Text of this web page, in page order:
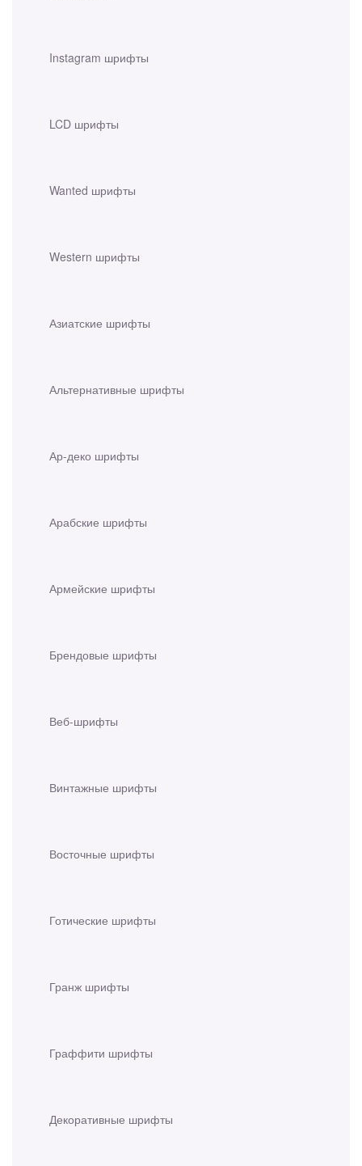
Instagram шрифты
LCD шрифты
Wanted шрифты
Western шрифты
Азиатские шрифты
Альтернативные шрифты
Ар-деко шрифты
Арабские шрифты
Армейские шрифты
Брендовые шрифты
Веб-шрифты
Винтажные шрифты
Восточные шрифты
Готические шрифты
Гранж шрифты
Граффити шрифты
Декоративные шрифты